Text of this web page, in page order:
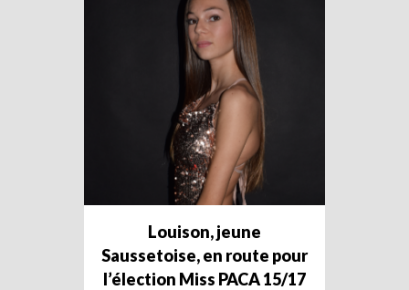
Louison, jeune
Saussetoise, en route pour
l’élection Miss PACA 15/17